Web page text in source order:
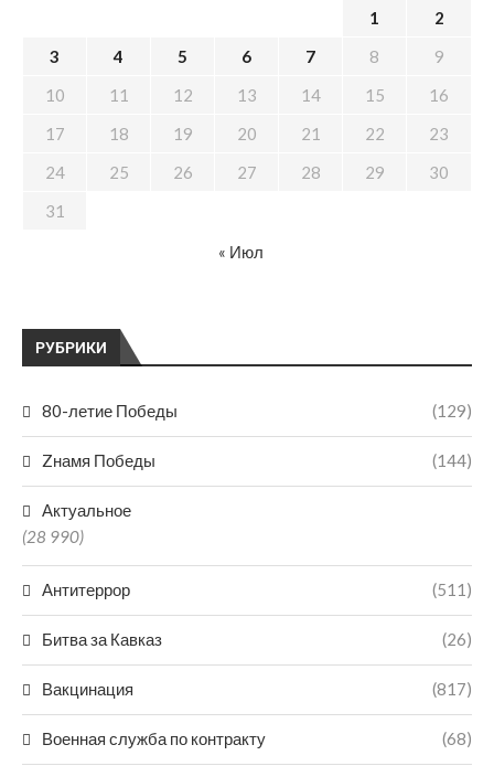
РУБРИКИ
80-летие Победы (129)
Zнамя Победы (144)
Актуальное
(28 990)
Антитеррор (511)
Битва за Кавказ (26)
Вакцинация (817)
Военная служба по контракту (68)
1
2
3
4 5 6 7 8
9
10
11 12 13 14 15
16
17
18 19 20 21 22
23
24
25 26 27 28 29
30
31
« Июл